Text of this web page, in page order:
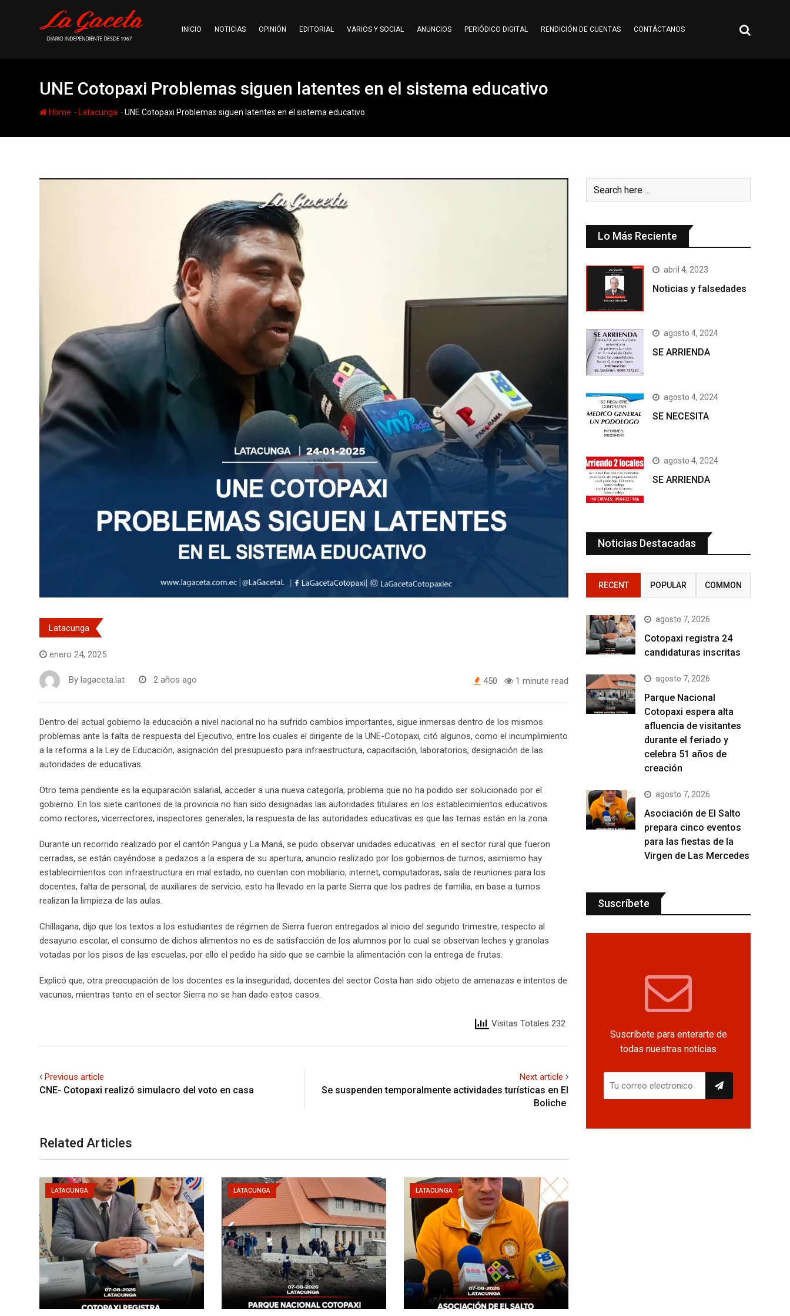
INICIO NOTICIAS OPINIÓN EDITORIAL VARIOS Y SOCIAL ANUNCIOS PERIÓDICO DIGITAL RENDICIÓN DE CUENTAS CONTÁCTANOS
UNE Cotopaxi Problemas siguen latentes en el sistema educativo
Home - Latacunga -UNE Cotopaxi Problemas siguen latentes en el sistema educativo
Latacunga
enero 24, 2025
By lagaceta.lat 2 años ago 450 1 minute read
Dentro del actual gobierno la educación a nivel nacional no ha sufrido cambios importantes, sigue inmersas dentro de los mismos
problemas ante la falta de respuesta del Ejecutivo, entre los cuales el dirigente de la UNE-Cotopaxi, citó algunos, como el incumplimiento
a la reforma a la Ley de Educación, asignación del presupuesto para infraestructura, capacitación, laboratorios, designación de las
autoridades de educativas.
Otro tema pendiente es la equiparación salarial, acceder a una nueva categoría, problema que no ha podido ser solucionado por el
gobierno. En los siete cantones de la provincia no han sido designadas las autoridades titulares en los establecimientos educativos
como rectores, vicerrectores, inspectores generales, la respuesta de las autoridades educativas es que las ternas están en la zona.
Durante un recorrido realizado por el cantón Pangua y La Maná, se pudo observar unidades educativas en el sector rural que fueron
cerradas, se están cayéndose a pedazos a la espera de su apertura, anuncio realizado por los gobiernos de turnos, asimismo hay
establecimientos con infraestructura en mal estado, no cuentan con mobiliario, internet, computadoras, sala de reuniones para los
docentes, falta de personal, de auxiliares de servicio, esto ha llevado en la parte Sierra que los padres de familia, en base a turnos
realizan la limpieza de las aulas.
Chillagana, dijo que los textos a los estudiantes de régimen de Sierra fueron entregados al inicio del segundo trimestre, respecto al
desayuno escolar, el consumo de dichos alimentos no es de satisfacción de los alumnos por lo cual se observan leches y granolas
votadas por los pisos de las escuelas, por ello el pedido ha sido que se cambie la alimentación con la entrega de frutas.
Explicó que, otra preocupación de los docentes es la inseguridad, docentes del sector Costa han sido objeto de amenazas e intentos de
vacunas, mientras tanto en el sector Sierra no se han dado estos casos.
Visitas Totales 232
Previous article
CNE- Cotopaxi realizó simulacro del voto en casa
Next article
Se suspenden temporalmente actividades turísticas en El
Boliche
Related Articles
LATACUNGA LATACUNGA LATACUNGA
Lo Más Reciente
abril 4, 2023
Noticias y falsedades
agosto 4, 2024
SE ARRIENDA
agosto 4, 2024
SE NECESITA
agosto 4, 2024
SE ARRIENDA
Noticias Destacadas
RECENT POPULAR COMMON
agosto 7, 2026
Cotopaxi registra 24
candidaturas inscritas
agosto 7, 2026
Parque Nacional
Cotopaxi espera alta
afluencia de visitantes
durante el feriado y
celebra 51 años de
creación
agosto 7, 2026
Asociación de El Salto
prepara cinco eventos
para las fiestas de la
Virgen de Las Mercedes
Suscríbete
Suscríbete para enterarte de
todas nuestras noticias